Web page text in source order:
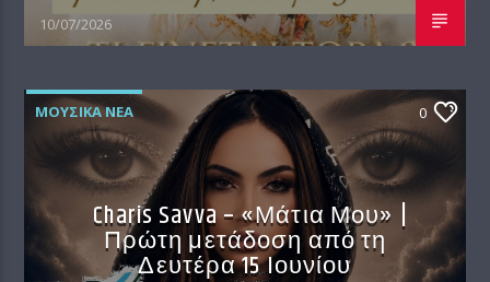
10/07/2026
ΜΟΥΣΙΚΆ ΝΈΑ 0
Charis Savva – «Μάτια Μου» |
Πρώτη μετάδοση από τη
Δευτέρα 15 Ιουνίου